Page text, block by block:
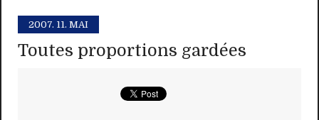
2007. 11. MAI
Toutes proportions gardées